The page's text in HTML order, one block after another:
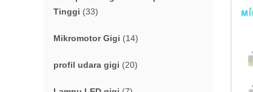
Tinggi (33)
Mikromotor Gigi (14)
profil udara gigi (20)